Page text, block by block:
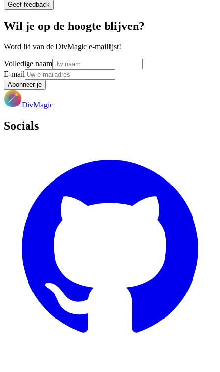
Geef feedback
Wil je op de hoogte blijven?
Word lid van de DivMagic e-maillijst!
Volledige naam
E-mail
Abonneer je
DivMagic
Socials